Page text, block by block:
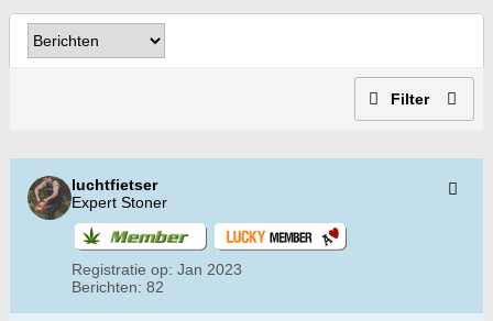
Filter
luchtfietser
Expert Stoner
Registratie op: Jan 2023
Berichten: 82